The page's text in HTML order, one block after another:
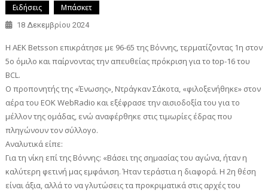
Ειδήσεις Μπάσκετ
18 Δεκεμβρίου 2024
Η ΑΕΚ Betsson επικράτησε με 96-65 της Βόννης, τερματίζοντας 1η στον
5ο όμιλο και παίρνοντας την απευθείας πρόκριση για το top-16 του
BCL.
Ο προπονητής της «Ένωσης», Ντράγκαν Σάκοτα, «φιλοξενήθηκε» στον
αέρα του EOK WebRadio και εξέφρασε την αισιοδοξία του για το
μέλλον της ομάδας, ενώ αναφέρθηκε στις τιμωρίες έδρας που
πληγώνουν τον σύλλογο.
Αναλυτικά είπε:
Για τη νίκη επί της Βόννης: «Βάσει της σημασίας του αγώνα, ήταν η
καλύτερη φετινή μας εμφάνιση. Ήταν τεράστια η διαφορά. Η 2η θέση
είναι άξια, αλλά το να γλυτώσεις τα προκριματικά στις αρχές του